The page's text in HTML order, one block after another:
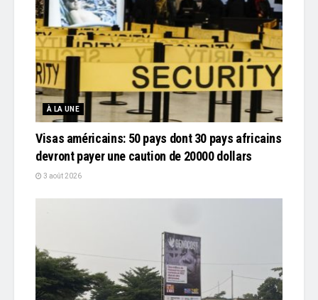
À LA UNE
Visas américains: 50 pays dont 30 pays africains
devront payer une caution de 20000 dollars
3 août 2026